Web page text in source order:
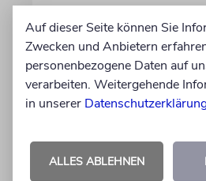
Auf dieser Seite können Sie
Zwecken und Anbietern
personenbezogene Daten auf
verarbeiten. Weitergehende
in unserer
ALLES ABLEHNEN